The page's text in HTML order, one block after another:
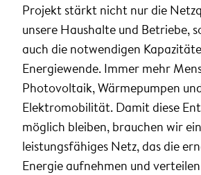
Projekt stärkt nicht nur die
unsere Haushalte und Betriebe,
auch die notwendigen
Energiewende. Immer mehr
Photovoltaik, Wärmepumpen
Elektromobilität. Damit diese
möglich bleiben, brauchen wir ein
leistungsfähiges Netz, das die
Energie aufnehmen und